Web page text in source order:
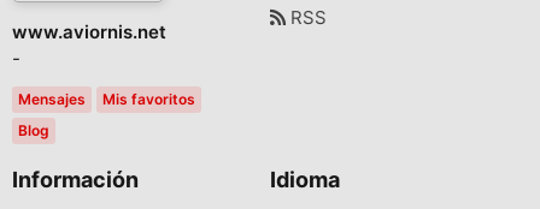
www.aviornis.net
-
Mensajes
Mis favoritos
Blog
RSS
Información Idioma